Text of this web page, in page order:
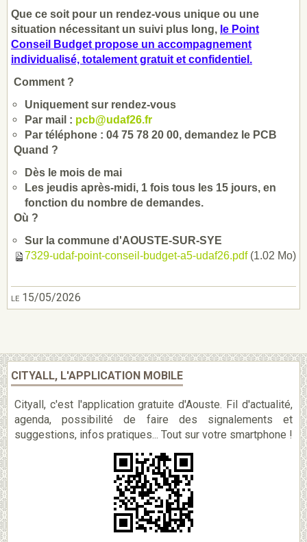
le 15/05/2026
Que ce soit pour un rendez-vous unique ou une
situation nécessitant un suivi plus long, le Point
Conseil Budget propose un accompagnement
individualisé, totalement gratuit et confidentiel.
Comment ?
Uniquement sur rendez-vous
Par mail : pcb@udaf26.fr
Par téléphone : 04 75 78 20 00, demandez le PCB
Quand ?
Dès le mois de mai
Les jeudis après-midi, 1 fois tous les 15 jours, en
fonction du nombre de demandes.
Où ?
Sur la commune d'AOUSTE-SUR-SYE
7329-udaf-point-conseil-budget-a5-udaf26.pdf(1.02 Mo)
CITYALL, L'APPLICATION MOBILE
Cityall, c'est l'application gratuite d'Aouste. Fil d'actualité,
agenda, possibilité de faire des signalements et
suggestions, infos pratiques... Tout sur votre smartphone !